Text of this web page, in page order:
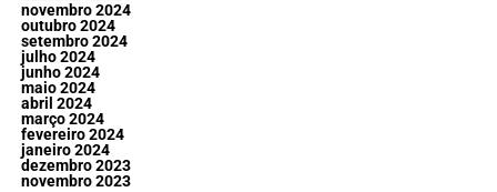
novembro 2024
outubro 2024
setembro 2024
julho 2024
junho 2024
maio 2024
abril 2024
março 2024
fevereiro 2024
janeiro 2024
dezembro 2023
novembro 2023